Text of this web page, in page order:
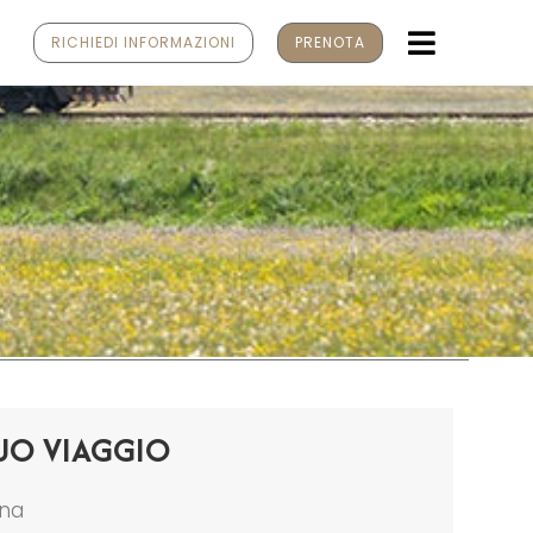
RICHIEDI INFORMAZIONI PRENOTA
VIAGGIO